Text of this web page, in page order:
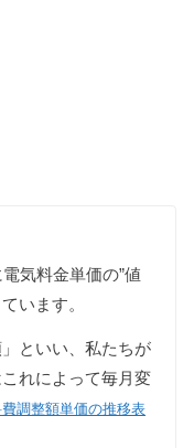
気料金単価の”値
います。
といい、私たちが
れによって毎月変
調整額単価の推移表